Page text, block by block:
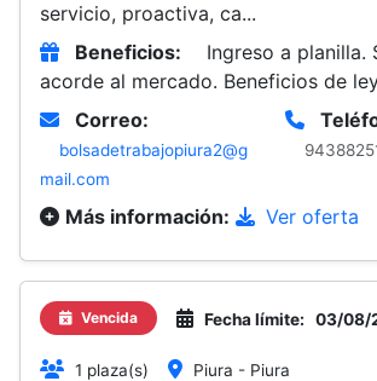
servicio, proactiva, ca...
Beneficios:
Ingreso a planilla.
acorde al mercado. Beneficios de
Correo:
bolsadetrabajopiura2@g
mail.com
Más información: Ver oferta
Vencida Fecha límite: 03/08/
1 plaza(s) Piura - Piura